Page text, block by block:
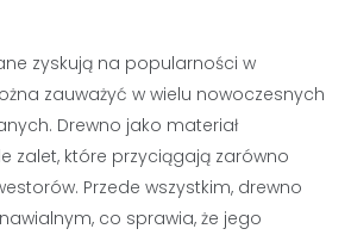
zyskują na popularności w
zauważyć w wielu nowoczesnych
Drewno jako materiał
zalet, które przyciągają zarówno
Przede wszystkim, drewno
co sprawia, że jego